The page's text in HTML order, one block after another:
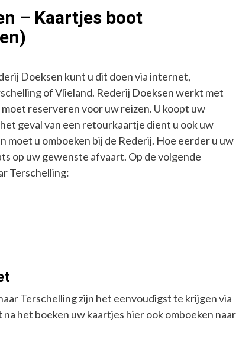
– Kaartjes boot
Doeksen kunt u dit doen via internet,
of Vlieland. Rederij Doeksen werkt met
reserveren voor uw reizen. U koopt uw
geval van een retourkaartje dient u ook uw
u omboeken bij de Rederij. Hoe eerder u uw
op uw gewenste afvaart. Op de volgende
Terschelling:
Terschelling zijn het eenvoudigst te krijgen via
na het boeken uw kaartjes hier ook omboeken naar